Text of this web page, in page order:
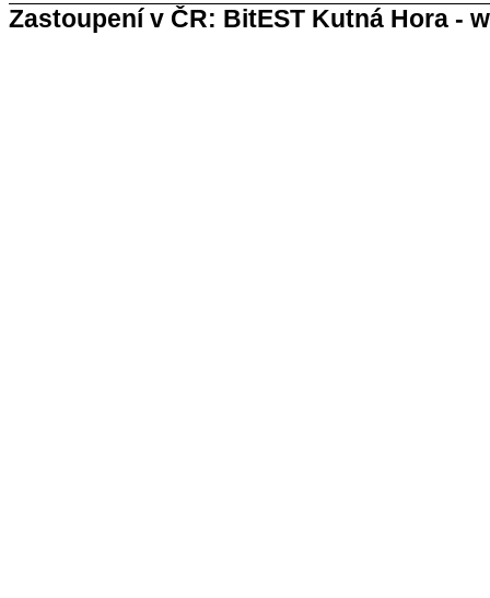
Zastoupení v ČR: BitEST Kutná Hora -